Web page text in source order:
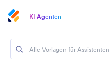
KI Agenten